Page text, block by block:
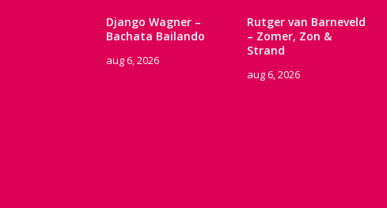
Django Wagner –
Bachata Bailando
aug 6, 2026
Rutger van Barneveld
– Zomer, Zon &
Strand
aug 6, 2026